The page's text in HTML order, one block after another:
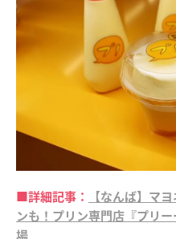
■詳細記事：
【なんば】マ
ンも！プリン専門店『プリ
場